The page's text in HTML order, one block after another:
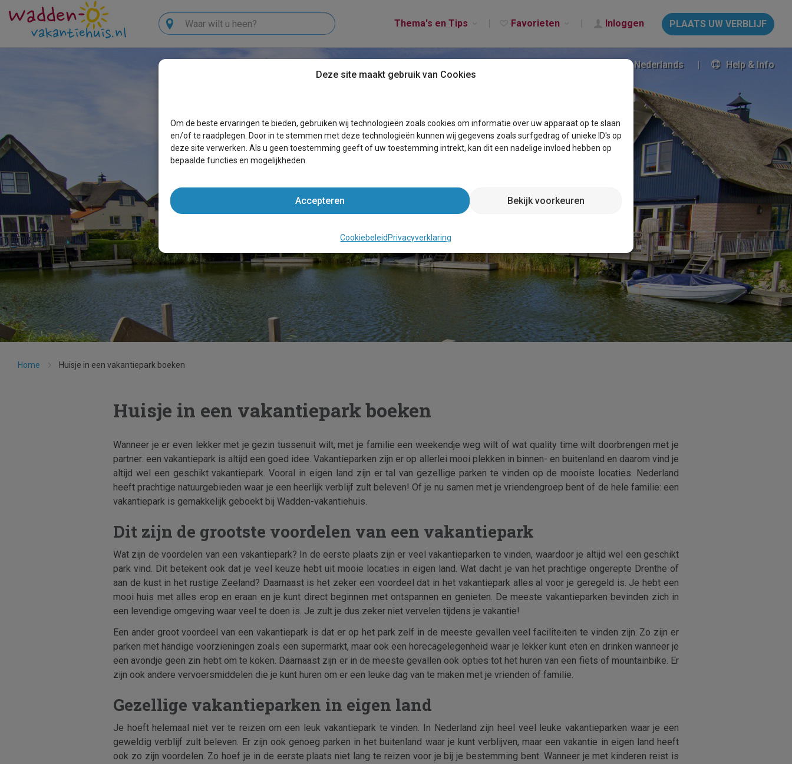
Thema's en Tips Favorieten Inloggen PLAATS UW VERBLIJF
Zoeken
Nederlands Help & Info
Home Huisje in een vakantiepark boeken
Huisje in een vakantiepark boeken
Wanneer je er even lekker met je gezin tussenuit wilt, met je familie een weekendje weg wilt of wat quality time wilt doorbrengen met je
partner: een vakantiepark is altijd een goed idee. Vakantieparken zijn er op allerlei mooi plekken in binnen- en buitenland en daarom vind je
altijd wel een geschikt vakantiepark. Vooral in eigen land zijn er tal van gezellige parken te vinden op de mooiste locaties. Nederland
heeft prachtige natuurgebieden waar je een heerlijk verblijf zult beleven! Of je nu samen met je vriendengroep bent of de hele familie: een
vakantiepark is gemakkelijk geboekt bij Wadden-vakantiehuis.
Dit zijn de grootste voordelen van een vakantiepark
Wat zijn de voordelen van een vakantiepark? In de eerste plaats zijn er veel vakantieparken te vinden, waardoor je altijd wel een geschikt
park vind. Dit betekent ook dat je veel keuze hebt uit mooie locaties in eigen land. Wat dacht je van het prachtige ongerepte Drenthe of
aan de kust in het rustige Zeeland? Daarnaast is het zeker een voordeel dat in het vakantiepark alles al voor je geregeld is. Je hebt een
mooi huis met alles erop en eraan en je kunt direct beginnen met ontspannen en genieten. De meeste vakantieparken bevinden zich in
een levendige omgeving waar veel te doen is. Je zult je dus zeker niet vervelen tijdens je vakantie!
Een ander groot voordeel van een vakantiepark is dat er op het park zelf in de meeste gevallen veel faciliteiten te vinden zijn. Zo zijn er
parken met handige voorzieningen zoals een supermarkt, maar ook een horecagelegenheid waar je lekker kunt eten en drinken wanneer je
een avondje geen zin hebt om te koken. Daarnaast zijn er in de meeste gevallen ook opties tot het huren van een fiets of mountainbike. Er
zijn ook andere vervoersmiddelen die je kunt huren om er een leuke dag van te maken met je vrienden of familie.
Gezellige vakantieparken in eigen land
Je hoeft helemaal niet ver te reizen om een leuk vakantiepark te vinden. In Nederland zijn heel veel leuke vakantieparken waar je een
geweldig verblijf zult beleven. Er zijn ook genoeg parken in het buitenland waar je kunt verblijven, maar een vakantie in eigen land heeft
ook zo zijn voordelen. Zo hoef je in de eerste plaats niet lang te reizen voor je bij je bestemming bent. Wanneer je met kinderen reist is
Deze site maakt gebruik van Cookies
Om de beste ervaringen te bieden, gebruiken wij technologieën zoals cookies om informatie over uw apparaat op te slaan
en/of te raadplegen. Door in te stemmen met deze technologieën kunnen wij gegevens zoals surfgedrag of unieke ID's op
deze site verwerken. Als u geen toestemming geeft of uw toestemming intrekt, kan dit een nadelige invloed hebben op
bepaalde functies en mogelijkheden.
Accepteren Bekijk voorkeuren
Cookiebeleid Privacyverklaring